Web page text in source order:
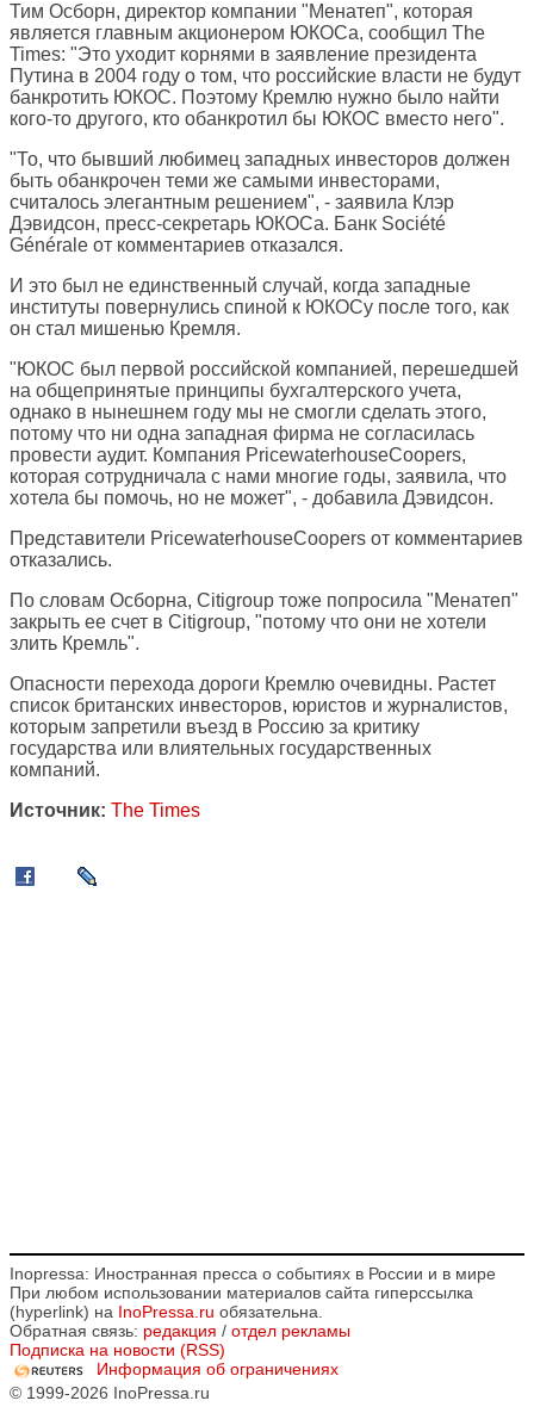
Тим Осборн, директор компании "Менатеп", которая
является главным акционером ЮКОСа, сообщил The
Times: "Это уходит корнями в заявление президента
Путина в 2004 году о том, что российские власти не будут
банкротить ЮКОС. Поэтому Кремлю нужно было найти
кого-то другого, кто обанкротил бы ЮКОС вместо него".
"То, что бывший любимец западных инвесторов должен
быть обанкрочен теми же самыми инвесторами,
считалось элегантным решением", - заявила Клэр
Дэвидсон, пресс-секретарь ЮКОСа. Банк Société
Générale от комментариев отказался.
И это был не единственный случай, когда западные
институты повернулись спиной к ЮКОСу после того, как
он стал мишенью Кремля.
"ЮКОС был первой российской компанией, перешедшей
на общепринятые принципы бухгалтерского учета,
однако в нынешнем году мы не смогли сделать этого,
потому что ни одна западная фирма не согласилась
провести аудит. Компания PricewaterhouseCoopers,
которая сотрудничала с нами многие годы, заявила, что
хотела бы помочь, но не может", - добавила Дэвидсон.
Представители PricewaterhouseCoopers от комментариев
отказались.
По словам Осборна, Citigroup тоже попросила "Менатеп"
закрыть ее счет в Citigroup, "потому что они не хотели
злить Кремль".
Опасности перехода дороги Кремлю очевидны. Растет
список британских инвесторов, юристов и журналистов,
которым запретили въезд в Россию за критику
государства или влиятельных государственных
компаний.
Источник: The Times
Inopressa: Иностранная пресса о событиях в России и в мире
При любом использовании материалов сайта гиперссылка
(hyperlink) на InoPressa.ru обязательна.
Обратная связь: редакция / отдел рекламы
Подписка на новости (RSS)
Информация об ограничениях
© 1999-2026 InoPressa.ru